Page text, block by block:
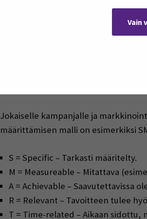
Vain
hakukonemainonta (maksetut
Jokaiselle kampanjalle ja
määrittämisen malli on esimerkiksi
S = Specific – Tarkasti määritelty.
M = Measureable – Mitattava
A = Achievable – Saavutettavissa
R = Relevant – Tavoitteen tulee
T = Time-related – Aikaan